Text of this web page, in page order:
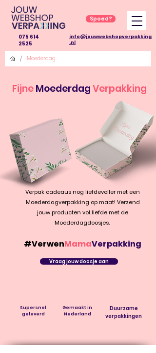
info@jouwwebshopverpakking
.nl
075 614
2525
Spoed?
/ Moederdag
Verpak cadeausnog liefdevoller met een
Moederdagverpakking op maat! Verzend
jouw producten vol liefde met de
Moederdagdoosjes.
#VerwenMamaVerpakking
Vraag jouw doosje aan
Fijne MoederdagVerpakking
Supersnel
geleverd
Gemaakt in
Nederland
Duurzame
verpakkingen